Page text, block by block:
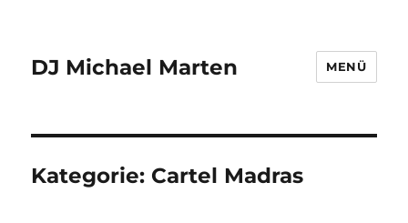
DJ Michael Marten MENÜ
Kategorie: Cartel Madras